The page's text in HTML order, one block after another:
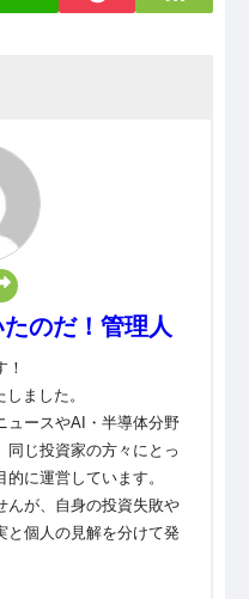
のだ！管理人
！
ました。
ュースやAI・半導体分野
同じ投資家の方々にとっ
に運営しています。
んが、自身の投資失敗や
と個人の見解を分けて発